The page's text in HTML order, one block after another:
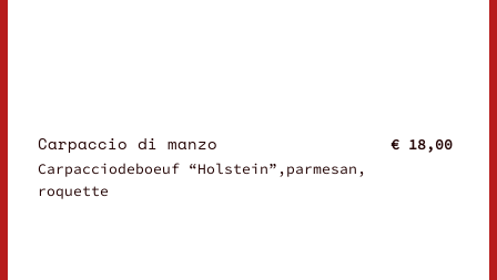
Carpaccio di manzo
Carpacciodeboeuf “Holstein”,parmesan,
roquette
€ 18,00